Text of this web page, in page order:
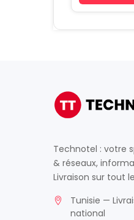
Technotel : votre
& réseaux,
Livraison sur tout
Tunisie —
national